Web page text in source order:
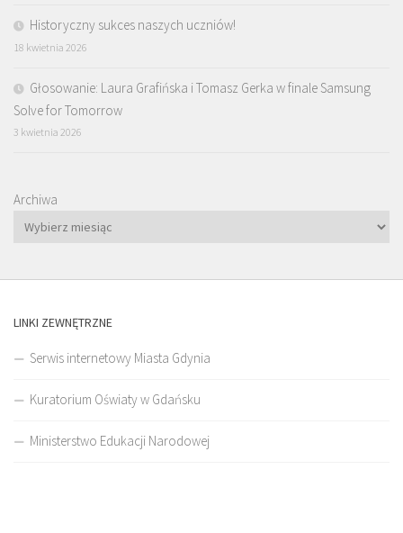
Historyczny sukces naszych uczniów!
18 kwietnia 2026
Głosowanie: Laura Grafińska i Tomasz Gerka w finale Samsung
Solve for Tomorrow
3 kwietnia 2026
Archiwa
LINKI ZEWNĘTRZNE
Serwis internetowy Miasta Gdynia
Kuratorium Oświaty w Gdańsku
Ministerstwo Edukacji Narodowej